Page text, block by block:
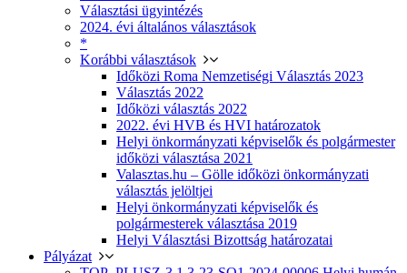
Választási ügyintézés
2024. évi általános választások
*
Korábbi választások
Időközi Roma Nemzetiségi Választás 2023
Választás 2022
Időközi választás 2022
2022. évi HVB és HVI határozatok
Helyi önkormányzati képviselők és polgármester
időközi választása 2021
Valasztas.hu – Gölle időközi önkormányzati
választás jelöltjei
Helyi önkormányzati képviselők és
polgármesterek választása 2019
Helyi Választási Bizottság határozatai
Pályázat